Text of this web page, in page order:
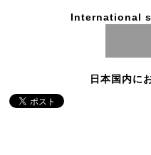
International
日本国内に